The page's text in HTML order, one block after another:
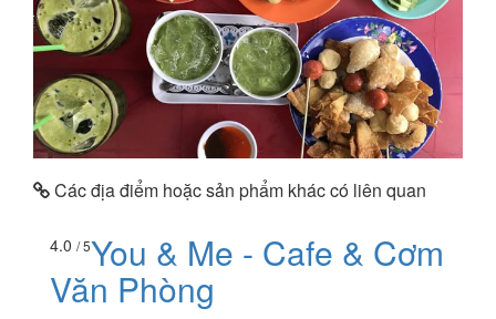
Các địa điểm hoặc sản phẩm khác có liên quan
4.0 / 5You & Me - Cafe & Cơm
Văn Phòng